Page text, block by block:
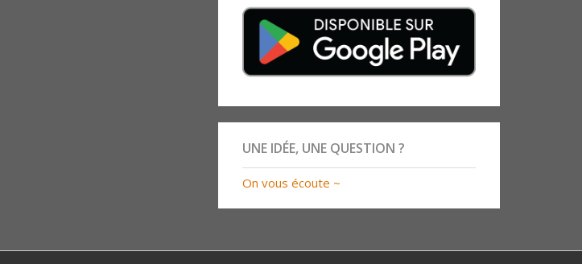
UNE IDÉE, UNE QUESTION ?
On vous écoute ~